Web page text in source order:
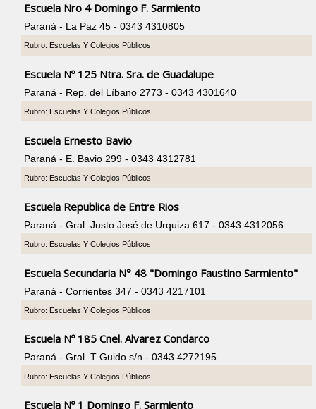
Escuela Nro 4 Domingo F. Sarmiento
Paraná - La Paz 45 - 0343 4310805
Rubro: Escuelas Y Colegios Públicos
Escuela Nº 125 Ntra. Sra. de Guadalupe
Paraná - Rep. del Líbano 2773 - 0343 4301640
Rubro: Escuelas Y Colegios Públicos
Escuela Ernesto Bavio
Paraná - E. Bavio 299 - 0343 4312781
Rubro: Escuelas Y Colegios Públicos
Escuela Republica de Entre Rios
Paraná - Gral. Justo José de Urquiza 617 - 0343 4312056
Rubro: Escuelas Y Colegios Públicos
Escuela Secundaria N° 48 "Domingo Faustino Sarmiento"
Paraná - Corrientes 347 - 0343 4217101
Rubro: Escuelas Y Colegios Públicos
Escuela Nº 185 Cnel. Alvarez Condarco
Paraná - Gral. T Guido s/n - 0343 4272195
Rubro: Escuelas Y Colegios Públicos
Escuela Nº 1 Domingo F. Sarmiento